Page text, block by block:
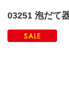
03251 泡だて